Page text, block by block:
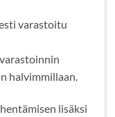
varastoitu
halvimmillaan.
lisäksi